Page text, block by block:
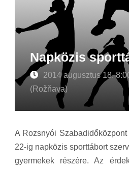
Napközis
2014 augusztus 18.
(Rožňava)
A Rozsnyói
22-ig napközis sporttábort
gyermekek részére. Az